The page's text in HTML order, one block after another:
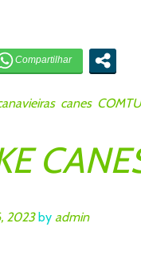
, canes,
2023by admin